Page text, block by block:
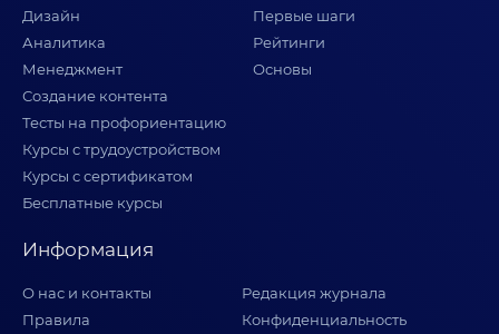
Дизайн
Аналитика
Менеджмент
Создание контента
Тесты на профориентацию
Курсы с трудоустройством
Курсы с сертификатом
Бесплатные курсы
Первые шаги
Рейтинги
Основы
Информация
О нас и контакты
Редакция журнала
Правила
Конфиденциальность